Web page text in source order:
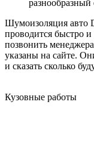
Шумоизоляция авто
проводится быстро
позвонить
указаны на сайте.
и сказать сколько
Кузовные работы